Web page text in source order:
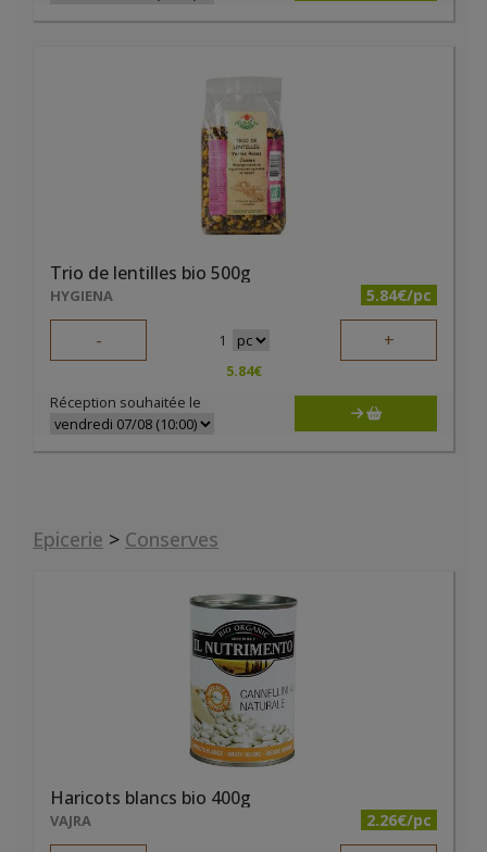
Trio de lentilles bio 500g
HYGIENA 5.84€/pc
- 1 +
5.84€
Réception souhaitée le
Epicerie > Conserves
Haricots blancs bio 400g
VAJRA 2.26€/pc